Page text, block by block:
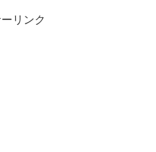
リンク